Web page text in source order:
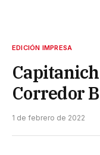
EDICIÓN IMPRESA
Corredor
1 de febrero de 2022